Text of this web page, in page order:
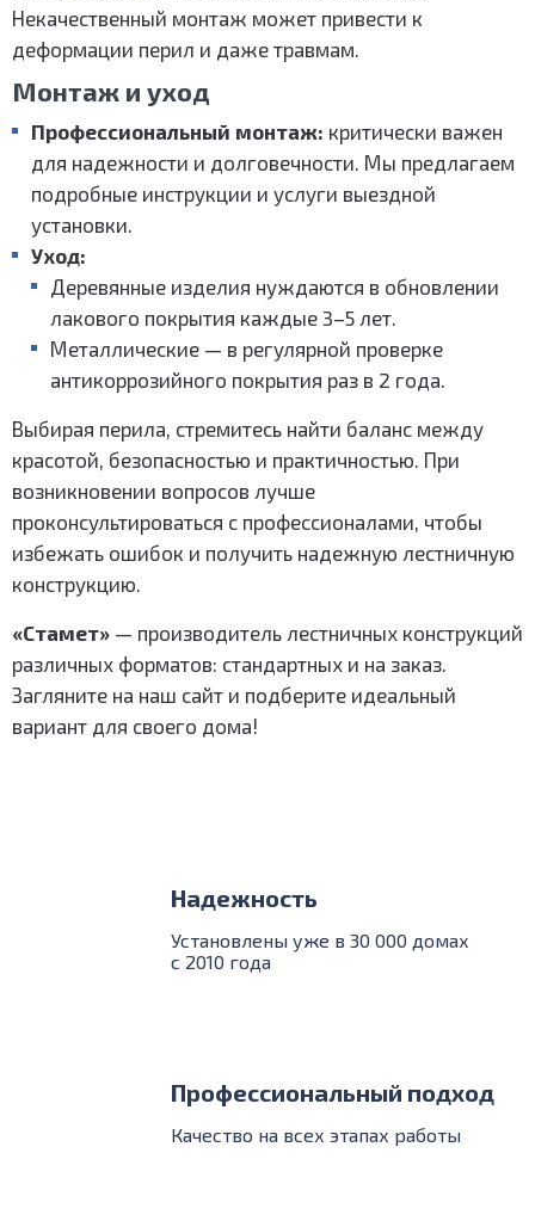
Некачественный монтаж может привести к
деформации перил и даже травмам.
Монтаж и уход
Профессиональный монтаж: критически важен
для надежности и долговечности. Мы предлагаем
подробные инструкции и услуги выездной
установки.
Уход:
Деревянные изделия нуждаются в обновлении
лакового покрытия каждые 3–5 лет.
Металлические — в регулярной проверке
антикоррозийного покрытия раз в 2 года.
Выбирая перила, стремитесь найти баланс между
красотой, безопасностью и практичностью. При
возникновении вопросов лучше
проконсультироваться с профессионалами, чтобы
избежать ошибок и получить надежную лестничную
конструкцию.
«Стамет» — производитель лестничных конструкций
различных форматов: стандартных и на заказ.
Загляните на наш сайт и подберите идеальный
вариант для своего дома!
Надежность
Установлены уже в 30 000 домах
с 2010 года
Профессиональный подход
Качество на всех этапах работы